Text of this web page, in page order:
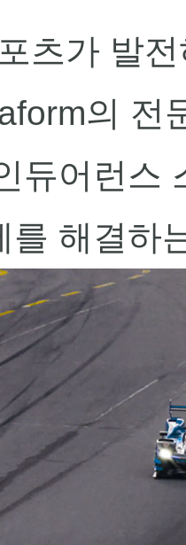
츠가 발
의 전
듀어런스
를 해결하